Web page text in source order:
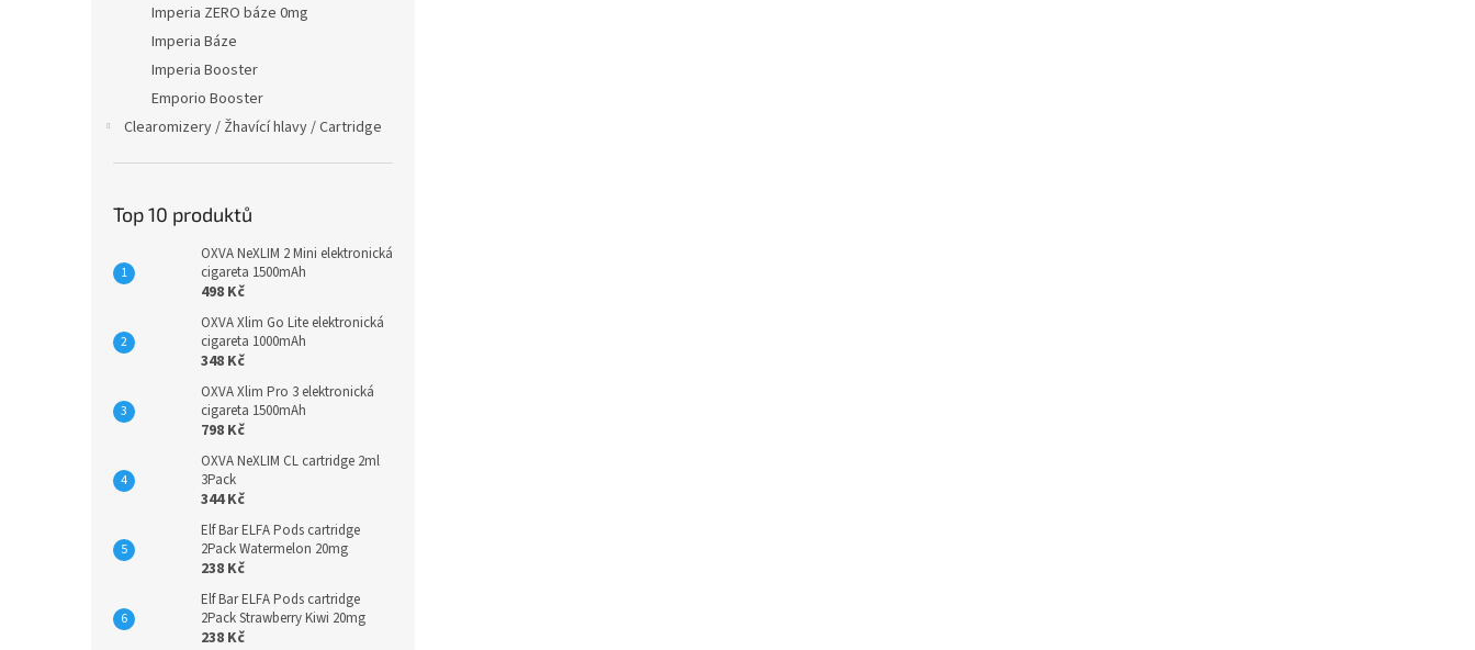
Imperia ZERO báze 0mg
Imperia Báze
Imperia Booster
Emporio Booster
Clearomizery / Žhavící hlavy / Cartridge
Top 10 produktů
OXVA NeXLIM 2 Mini elektronická
cigareta 1500mAh
498 Kč
OXVA Xlim Go Lite elektronická
cigareta 1000mAh
348 Kč
OXVA Xlim Pro 3 elektronická
cigareta 1500mAh
798 Kč
OXVA NeXLIM CL cartridge 2ml
3Pack
344 Kč
Elf Bar ELFA Pods cartridge
2Pack Watermelon 20mg
238 Kč
Elf Bar ELFA Pods cartridge
2Pack Strawberry Kiwi 20mg
238 Kč